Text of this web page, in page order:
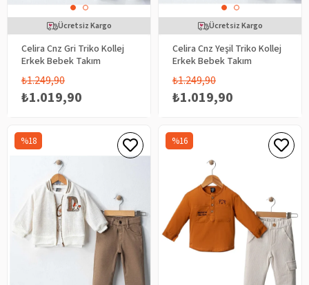
Celira Cnz Gri Triko Kollej
Erkek Bebek Takım
₺1.019,90
₺1.249,90
Ücretsiz Kargo
Celira Cnz Yeşil Triko Kollej
Erkek Bebek Takım
₺1.019,90
₺1.249,90
Ücretsiz Kargo
%18 %16